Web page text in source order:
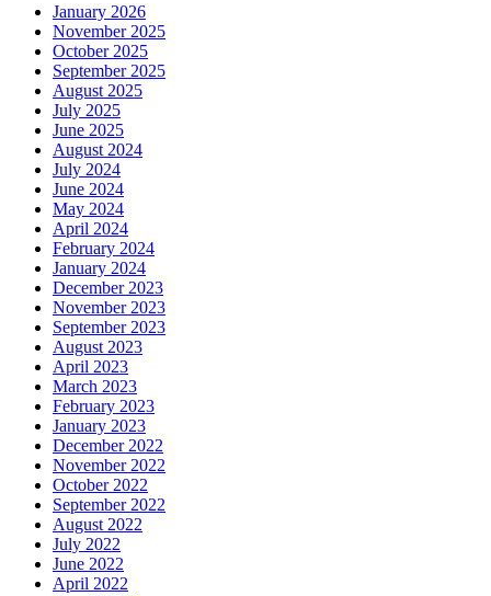
January 2026
November 2025
October 2025
September 2025
August 2025
July 2025
June 2025
August 2024
July 2024
June 2024
May 2024
April 2024
February 2024
January 2024
December 2023
November 2023
September 2023
August 2023
April 2023
March 2023
February 2023
January 2023
December 2022
November 2022
October 2022
September 2022
August 2022
July 2022
June 2022
April 2022